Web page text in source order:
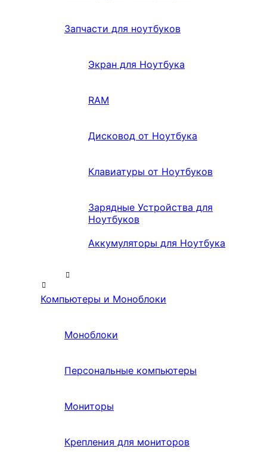
Запчасти для ноутбуков
Экран для Ноутбука
RAM
Дисковод от Ноутбука
Клавиатуры от Ноутбуков
Зарядные Устройства для
Ноутбуков
Аккумуляторы для Ноутбука
Компьютеры и Моноблоки
Моноблоки
Персональные компьютеры
Мониторы
Крепления для мониторов